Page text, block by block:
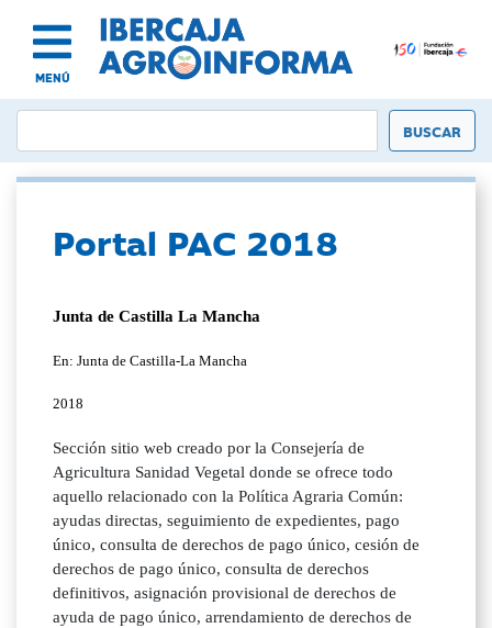
MENÚ
Portal PAC 2018
Junta de Castilla La Mancha
En: Junta de Castilla-La Mancha
2018
Sección sitio web creado por la Consejería de
Agricultura Sanidad Vegetal donde se ofrece todo
aquello relacionado con la Política Agraria Común:
ayudas directas, seguimiento de expedientes, pago
único, consulta de derechos de pago único, cesión de
derechos de pago único, consulta de derechos
definitivos, asignación provisional de derechos de
ayuda de pago único, arrendamiento de derechos de